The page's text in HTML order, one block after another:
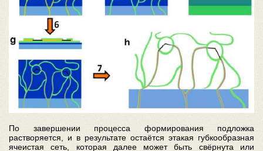
По завершении процесса формирования подложка
растворяется, и в результате остаётся этакая губкообразная
ячеистая сеть, которая далее может быть свёрнута или